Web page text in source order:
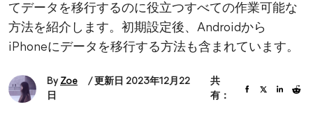
てデータを移行するのに役立つすべての作業可能な
方法を紹介します。初期設定後、Androidから
iPhoneにデータを移行する方法も含まれています。
By Zoe
/ 更新日 2023年12月22
日
共
有：